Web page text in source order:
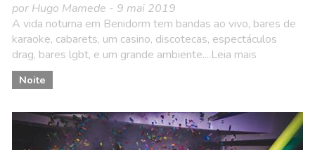
por Hugo Mamede - 9 mai 2019
A vida noturna em Benidorm tem bandas ao vivo, bares de
karaoke, cabarets, um casino, discotecas, espectáculos
drag, bares lgbt, e um grande ambiente....Leia mais
Noite